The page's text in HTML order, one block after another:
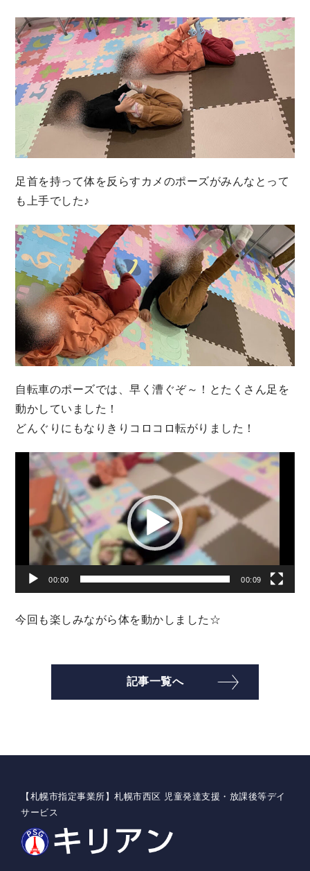
足首を持って体を反らすカメのポーズがみんなとって
も上手でした♪
自転車のポーズでは、早く漕ぐぞ～！とたくさん足を
動かしていました！
どんぐりにもなりきりコロコロ転がりました！
00:00 00:09
今回も楽しみながら体を動かしました☆
記事一覧へ
【札幌市指定事業所】札幌市西区 児童発達支援・放課後等デイ
サービス